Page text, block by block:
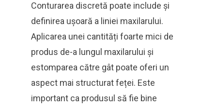
Conturarea discretă poate include și
definirea ușoară a liniei maxilarului.
Aplicarea unei cantități foarte mici de
produs de-a lungul maxilarului și
estomparea către gât poate oferi un
aspect mai structurat feței. Este
important ca produsul să fie bine